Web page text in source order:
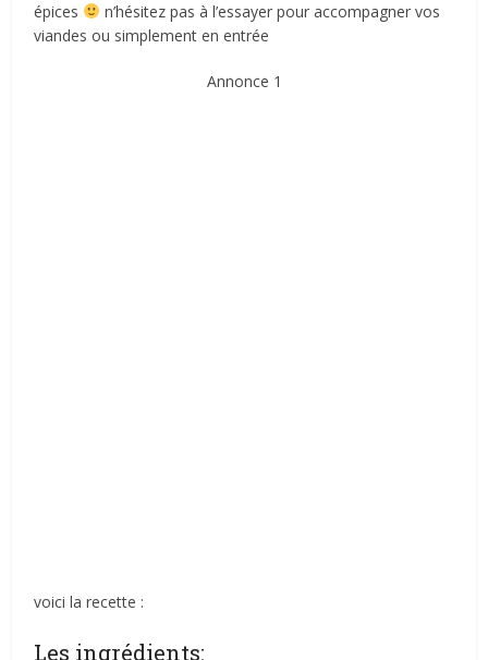
épices
n’hésitez pas à l’essayer pour accompagner vos
viandes ou simplement en entrée
Annonce 1
voici la recette :
Les ingrédients: